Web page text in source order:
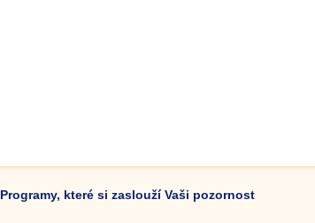
Programy, které si zaslouží Vaši pozornost